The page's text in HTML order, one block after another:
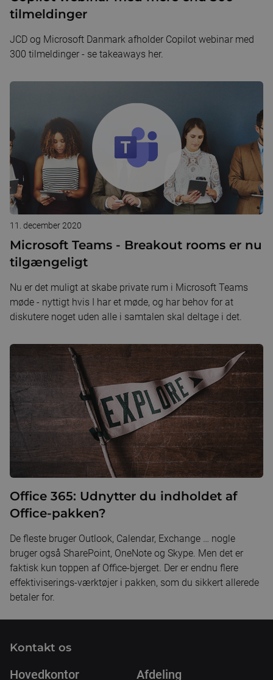
tilmeldinger
JCD og Microsoft Danmark afholder Copilot webinar med
300 tilmeldinger - se takeaways her.
11. december 2020
Microsoft Teams - Breakout rooms er nu
tilgængeligt
Nu er det muligt at skabe private rum i Microsoft Teams
møde - nyttigt hvis I har et møde, og har behov for at
diskutere noget uden alle i samtalen skal deltage i det.
Office 365: Udnytter du indholdet af
Office-pakken?
De fleste bruger Outlook, Calendar, Exchange … nogle
bruger også SharePoint, OneNote og Skype. Men det er
faktisk kun toppen af Office-bjerget. Der er endnu flere
effektiviserings-værktøjer i pakken, som du sikkert allerede
betaler for.
Kontakt os
Hovedkontor
Afdeling